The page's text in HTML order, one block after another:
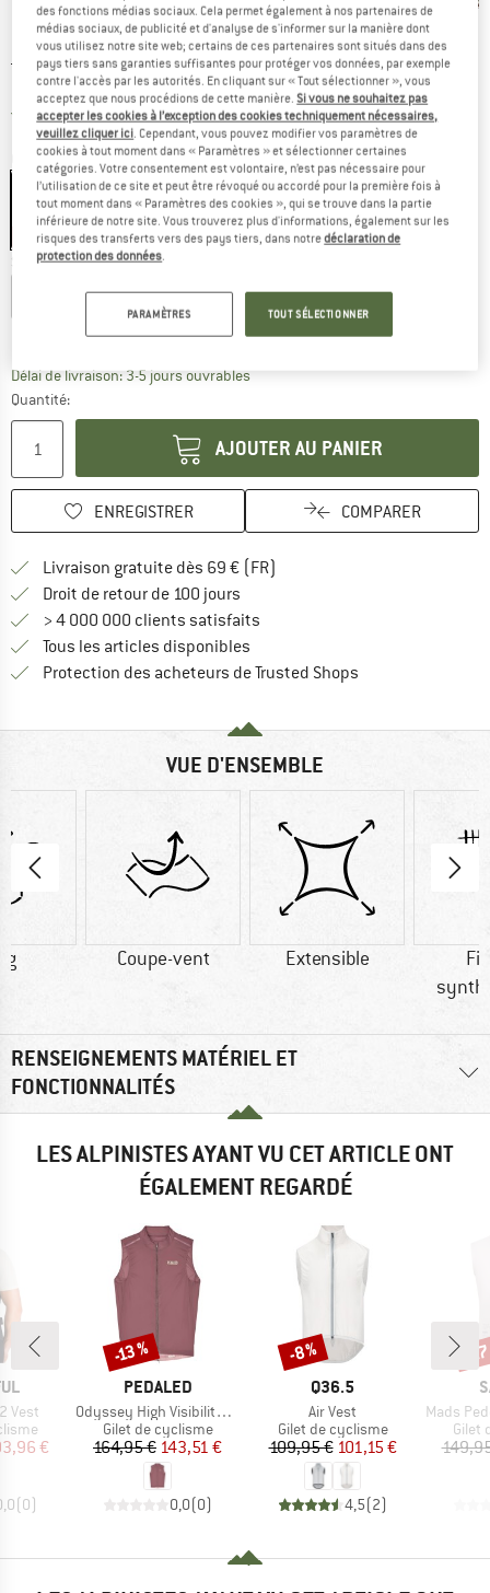
Prix initial :
134,95€
Prix:
117,41€ TVA incl.
Livraison gratuite(FR)France. Informations sur les frais de
Couleur:Light Grey
-13 %
Sélectionner taille:
M L XL XXL
Guide des tailles
Délai de livraison: 3-5 jours ouvrablesLe lien s'ouvre dans une boîte
Quantité:
AJOUTER AU PANIER
ENREGISTRER COMPARER
Livraison gratuite dès 69 € (FR)
Droit de retour de 100 jours
> 4 000 000 clients satisfaits
Tous les articles disponibles
Protection des acheteurs de Trusted Shops
VUE D'ENSEMBLE
g Coupe-vent Extensible
RENSEIGNEMENTS MATÉRIEL ET
FONCTIONNALITÉS
LES ALPINISTES AYANT VU CET ARTICLE ONT
ÉGALEMENT REGARDÉ
Vest
réduit
€
(0)
MARQUE
PEDALED
Article
Odyssey High Visibility Vest
Product group
Gilet de cyclisme
Prix
164,95 €Prix réduit
143,51 €
0,0(0)
Remise
-13 %
MARQUE
Q36.5
Article
Air Vest
Product group
Gilet de cyclisme
Prix
109,95 €Prix réduit
101,15 €
4,5(2)
Remise
-8 %
Article
Mads Pedersen
Gilet
-
des fonctions médias sociaux. Cela permet également à nos partenaires de
médias sociaux, de publicité et d'analyse de s'informer sur la manière dont
vous utilisez notre site web; certains de ces partenaires sont situés dans des
pays tiers sans garanties suffisantes pour protéger vos données, par exemple
contre l'accès par les autorités. En cliquant sur « Tout sélectionner », vous
acceptez que nous procédions de cette manière.Si vous ne souhaitez pas
accepter les cookies à l’exception des cookies techniquement nécessaires,
veuillez cliquer ici. Cependant, vous pouvez modifier vos paramètres de
cookies à tout moment dans « Paramètres » et sélectionner certaines
catégories. Votre consentement est volontaire, n’est pas nécessaire pour
l’utilisation de ce site et peut être révoqué ou accordé pour la première fois à
tout moment dans « Paramètres des cookies », qui se trouve dans la partie
inférieure de notre site. Vous trouverez plus d'informations, également sur les
risques des transferts vers des pays tiers, dans notredéclaration de
protection des données.
PARAMÈTRES TOUT SÉLECTIONNER